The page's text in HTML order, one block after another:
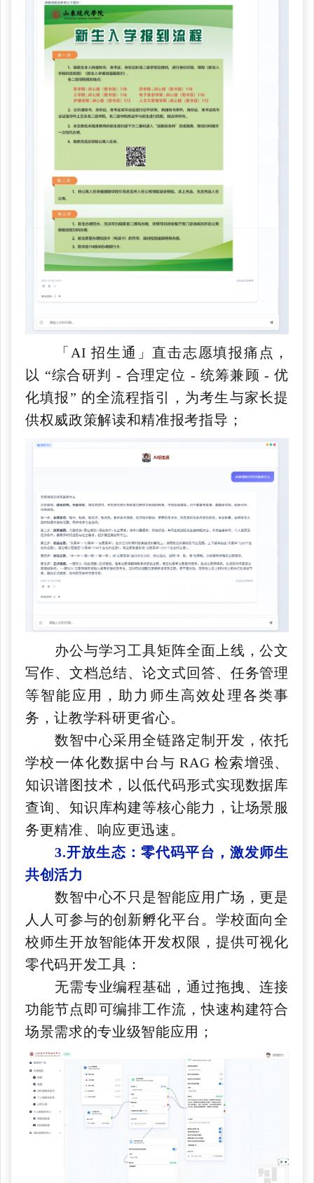
「AI 招生通」直击志愿填报痛点，
以 “综合研判 - 合理定位 - 统筹兼顾 - 优
化填报” 的全流程指引，为考生与家长提
供权威政策解读和精准报考指导；
办公与学习工具矩阵全面上线，公文
写作、文档总结、论文式回答、任务管理
等智能应用，助力师生高效处理各类事
务，让教学科研更省心。
数智中心采用全链路定制开发，依托
学校一体化数据中台与 RAG 检索增强、
知识谱图技术，以低代码形式实现数据库
查询、知识库构建等核心能力，让场景服
务更精准、响应更迅速。
3.开放生态：零代码平台，激发师生
共创活力
数智中心不只是智能应用广场，更是
人人可参与的创新孵化平台。学校面向全
校师生开放智能体开发权限，提供可视化
零代码开发工具：
无需专业编程基础，通过拖拽、连接
功能节点即可编排工作流，快速构建符合
场景需求的专业级智能应用；